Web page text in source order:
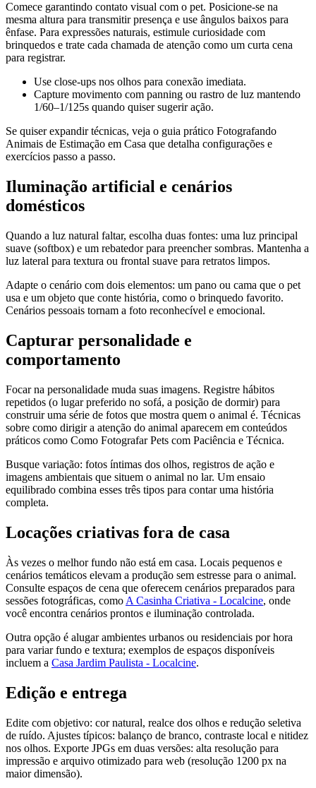
Comece garantindo contato visual com o pet. Posicione-se na
mesma altura para transmitir presença e use ângulos baixos para
ênfase. Para expressões naturais, estimule curiosidade com
brinquedos e trate cada chamada de atenção como um curta cena
para registrar.
Use close-ups nos olhos para conexão imediata.
Capture movimento com panning ou rastro de luz mantendo
1/60–1/125s quando quiser sugerir ação.
Se quiser expandir técnicas, veja o guia prático Fotografando
Animais de Estimação em Casa que detalha configurações e
exercícios passo a passo.
Iluminação artificial e cenários
domésticos
Quando a luz natural faltar, escolha duas fontes: uma luz principal
suave (softbox) e um rebatedor para preencher sombras. Mantenha a
luz lateral para textura ou frontal suave para retratos limpos.
Adapte o cenário com dois elementos: um pano ou cama que o pet
usa e um objeto que conte história, como o brinquedo favorito.
Cenários pessoais tornam a foto reconhecível e emocional.
Capturar personalidade e
comportamento
Focar na personalidade muda suas imagens. Registre hábitos
repetidos (o lugar preferido no sofá, a posição de dormir) para
construir uma série de fotos que mostra quem o animal é. Técnicas
sobre como dirigir a atenção do animal aparecem em conteúdos
práticos como Como Fotografar Pets com Paciência e Técnica.
Busque variação: fotos íntimas dos olhos, registros de ação e
imagens ambientais que situem o animal no lar. Um ensaio
equilibrado combina esses três tipos para contar uma história
completa.
Locações criativas fora de casa
Às vezes o melhor fundo não está em casa. Locais pequenos e
cenários temáticos elevam a produção sem estresse para o animal.
Consulte espaços de cena que oferecem cenários preparados para
sessões fotográficas, como A Casinha Criativa - Localcine, onde
você encontra cenários prontos e iluminação controlada.
Outra opção é alugar ambientes urbanos ou residenciais por hora
para variar fundo e textura; exemplos de espaços disponíveis
incluem a Casa Jardim Paulista - Localcine.
Edição e entrega
Edite com objetivo: cor natural, realce dos olhos e redução seletiva
de ruído. Ajustes típicos: balanço de branco, contraste local e nitidez
nos olhos. Exporte JPGs em duas versões: alta resolução para
impressão e arquivo otimizado para web (resolução 1200 px na
maior dimensão).